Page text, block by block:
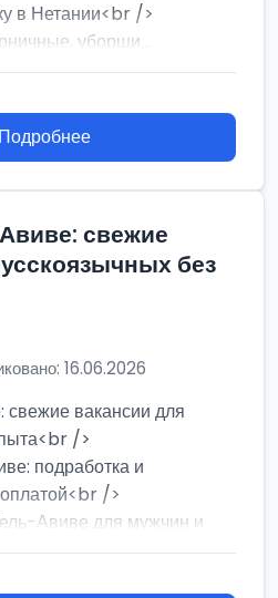
в Нетании<br />
уборщи...
Подробнее
свежие
без
16.06.2026
вакансии для
/>
подработка и
/>
Авиве для мужчин и